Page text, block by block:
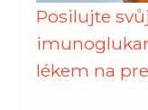
Posilujte
lékem na